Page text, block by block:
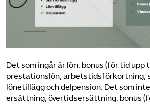
Sök på kompetensforetagen.se
Det som ingår är lön, bonus (för tid upp
prestationslön, arbetstidsförkortning,
lönetillägg och delpension. Det som
ersättning, övertidsersättning, bonus